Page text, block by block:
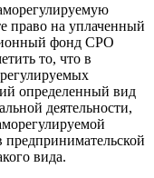
право на уплаченный
фонд СРО
то, что в
определенный вид
деятельности,
вида.